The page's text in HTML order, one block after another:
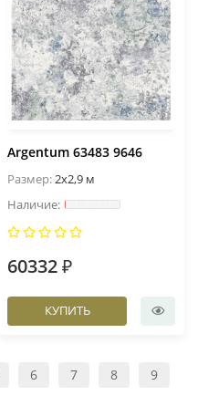
Argentum 63483 9646
Размер:2x2,9 м
60332 ₽
КУПИТЬ
6 7 8 9